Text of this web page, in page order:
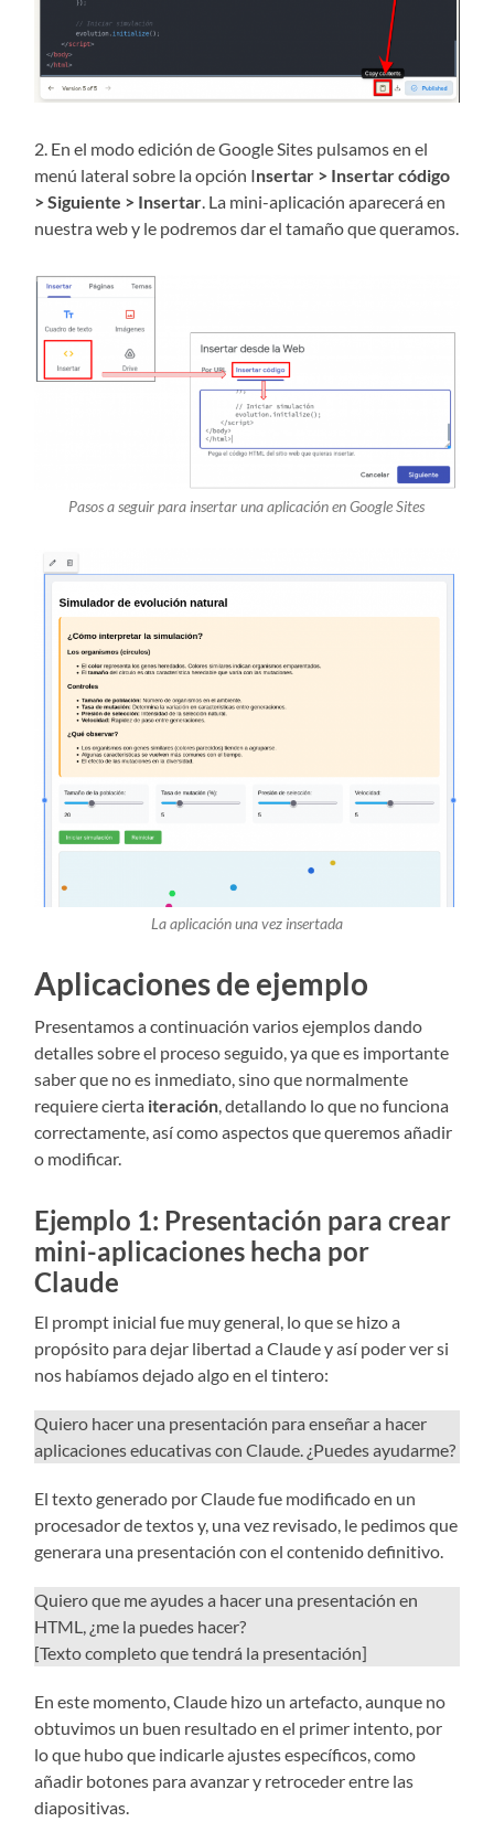
2. En el modo edición de Google Sites pulsamos en el
menú lateral sobre la opción Insertar > Insertar código
> Siguiente > Insertar. La mini-aplicación aparecerá en
nuestra web y le podremos dar el tamaño que queramos.
Pasos a seguir para insertar una aplicación en Google Sites
La aplicación una vez insertada
Aplicaciones de ejemplo
Presentamos a continuación varios ejemplos dando
detalles sobre el proceso seguido, ya que es importante
saber que no es inmediato, sino que normalmente
requiere cierta iteración, detallando lo que no funciona
correctamente, así como aspectos que queremos añadir
o modificar.
Ejemplo 1: Presentación para crear
mini-aplicaciones hecha por
Claude
El prompt inicial fue muy general, lo que se hizo a
propósito para dejar libertad a Claude y así poder ver si
nos habíamos dejado algo en el tintero:
Quiero hacer una presentación para enseñar a hacer
aplicaciones educativas con Claude. ¿Puedes ayudarme?
El texto generado por Claude fue modificado en un
procesador de textos y, una vez revisado, le pedimos que
generara una presentación con el contenido definitivo.
Quiero que me ayudes a hacer una presentación en
HTML, ¿me la puedes hacer?
[Texto completo que tendrá la presentación]
En este momento, Claude hizo un artefacto, aunque no
obtuvimos un buen resultado en el primer intento, por
lo que hubo que indicarle ajustes específicos, como
añadir botones para avanzar y retroceder entre las
diapositivas.